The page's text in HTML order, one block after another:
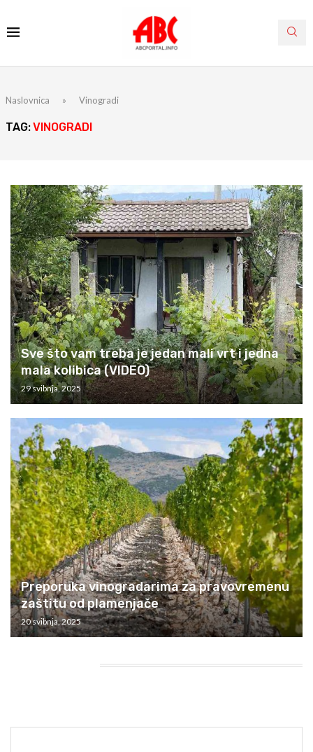
Naslovnica » Vinogradi
TAG:VINOGRADI
Sve što vam treba je jedan mali vrt i jedna
mala kolibica (VIDEO)
29 svibnja, 2025
Preporuka vinogradarima za pravovremenu
zaštitu od plamenjače
20 svibnja, 2025